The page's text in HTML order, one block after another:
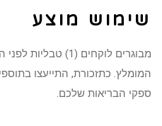
שימוש מוצע
מבוגרים לוקחים (1)
המומלץ. כתזכורת, התייעצו
ספקי הבריאות שלכם.